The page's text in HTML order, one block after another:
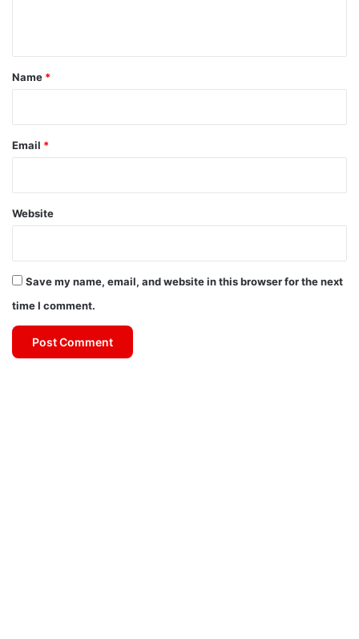
*
Name *
Email *
Website
Save my name, email, and website in this browser for the next
time I comment.